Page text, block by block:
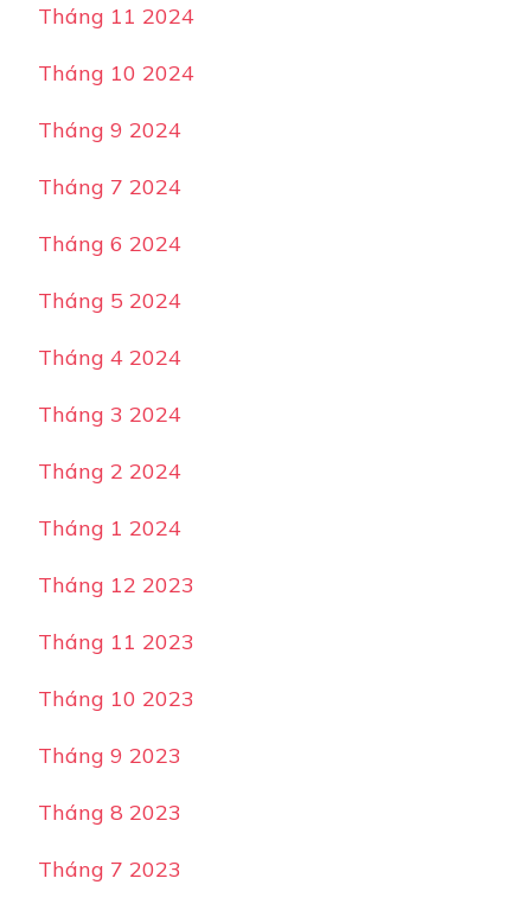
Tháng 11 2024
Tháng 10 2024
Tháng 9 2024
Tháng 7 2024
Tháng 6 2024
Tháng 5 2024
Tháng 4 2024
Tháng 3 2024
Tháng 2 2024
Tháng 1 2024
Tháng 12 2023
Tháng 11 2023
Tháng 10 2023
Tháng 9 2023
Tháng 8 2023
Tháng 7 2023